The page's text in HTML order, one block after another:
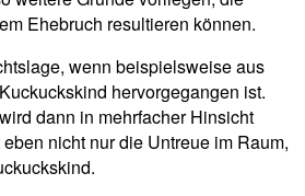
Ehebruch resultieren können.
wenn beispielsweise aus
hervorgegangen ist.
dann in mehrfacher Hinsicht
nicht nur die Untreue im Raum,